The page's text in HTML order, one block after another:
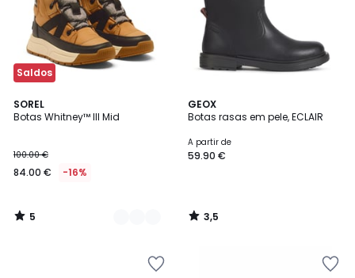
Saldos
SOREL
Botas Whitney™ III Mid
100.00 €
84.00 € -16%
5
/
2
Cores
5
/
GEOX
Botas rasas em pele, ECLAIR
A partir de
59.90 €
3,5
/ 5
3,5
/